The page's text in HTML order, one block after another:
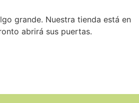
grande. Nuestra tienda está en
abrirá sus puertas.